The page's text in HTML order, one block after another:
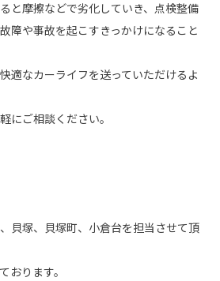
と摩擦などで劣化していき、点検整備
障や事故を起こすきっかけになること
適なカーライフを送っていただけるよ
にご相談ください。
貝塚、貝塚町、小倉台を担当させて頂
おります。